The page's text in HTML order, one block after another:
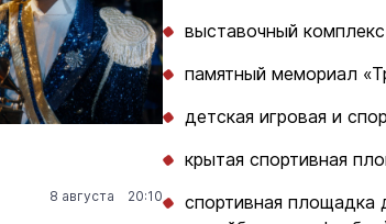
8 августа 20:10
Лида / Lida
Концерты
выставочный
памятный мемориал
детская игровая и
крытая спортивная
спортивная